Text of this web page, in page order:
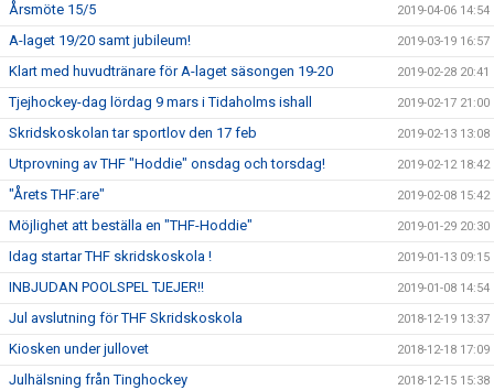
Årsmöte 15/5 2019-04-06 14:54
A-laget 19/20 samt jubileum! 2019-03-19 16:57
Klart med huvudtränare för A-laget säsongen 19-20 2019-02-28 20:41
Tjejhockey-dag lördag 9 mars i Tidaholms ishall 2019-02-17 21:00
Skridskoskolan tar sportlov den 17 feb 2019-02-13 13:08
Utprovning av THF "Hoddie" onsdag och torsdag! 2019-02-12 18:42
"Årets THF:are" 2019-02-08 15:42
Möjlighet att beställa en "THF-Hoddie" 2019-01-29 20:30
Idag startar THF skridskoskola ! 2019-01-13 09:15
INBJUDAN POOLSPEL TJEJER!! 2019-01-08 14:54
Jul avslutning för THF Skridskoskola 2018-12-19 13:37
Kiosken under jullovet 2018-12-18 17:09
Julhälsning från Tinghockey 2018-12-15 15:38